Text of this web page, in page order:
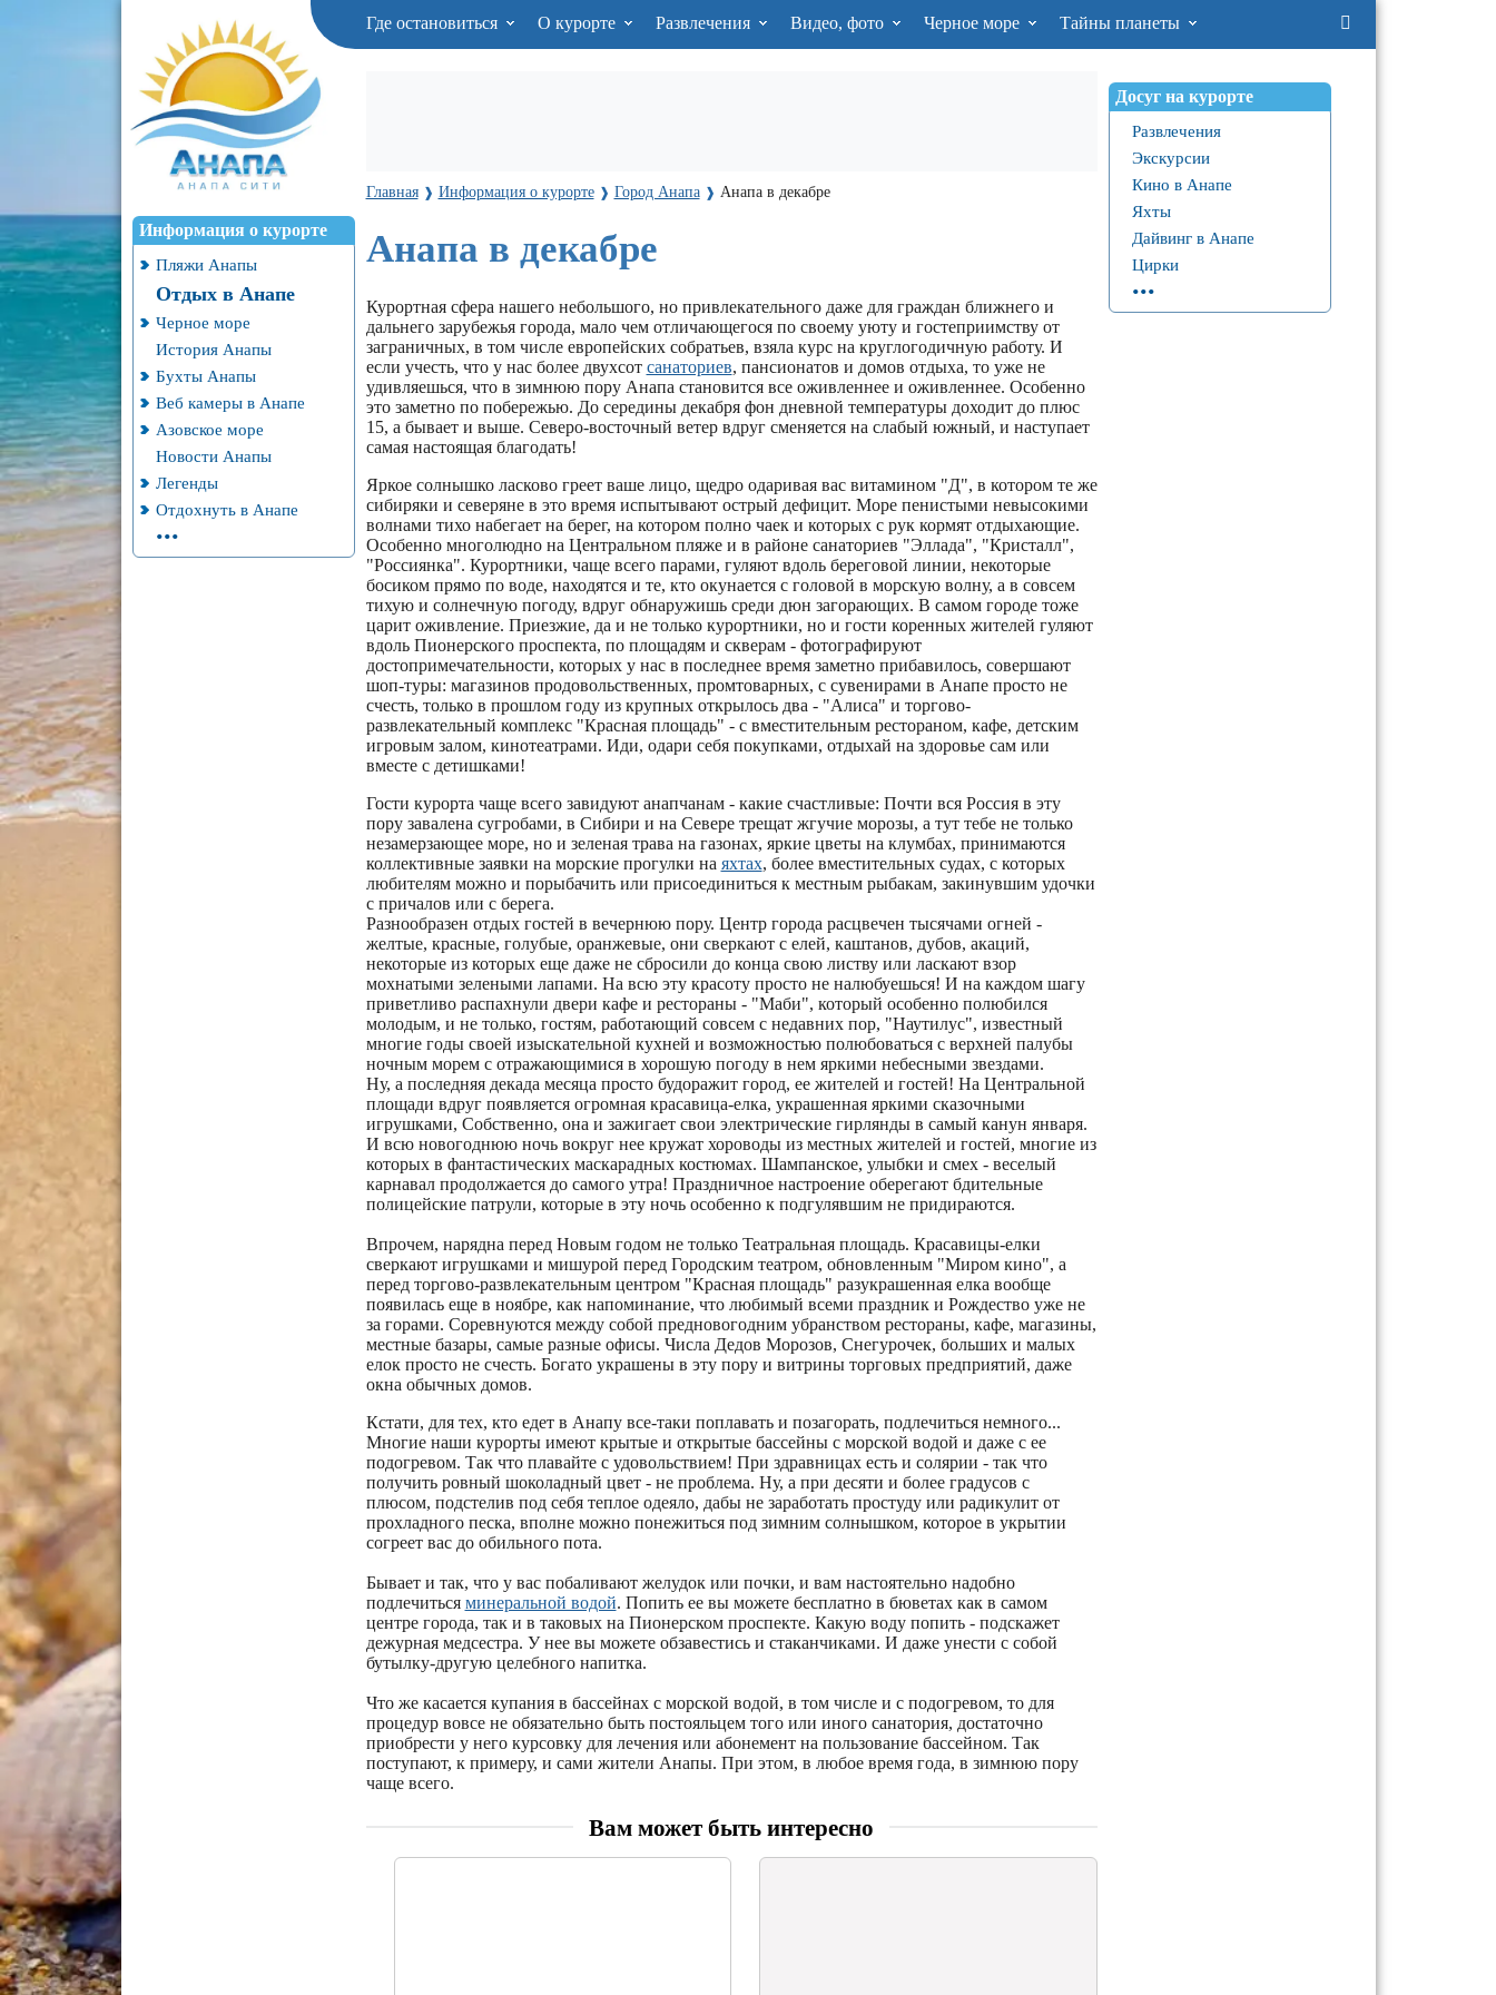
Где остановиться О курорте Развлечения Видео, фото Черное море Тайны планеты
Информация о курорте
Пляжи Анапы
Отдых в Анапе
Черное море
История Анапы
Бухты Анапы
Веб камеры в Анапе
Азовское море
Новости Анапы
Легенды
Отдохнуть в Анапе
...
Главная ❱ Информация о курорте ❱ Город Анапа ❱ Анапа в декабре
Анапа в декабре
Курортная сфера нашего небольшого, но привлекательного даже для граждан ближнего и
дальнего зарубежья города, мало чем отличающегося по своему уюту и гостеприимству от
заграничных, в том числе европейских собратьев, взяла курс на круглогодичную работу. И
если учесть, что у нас более двухсот санаториев, пансионатов и домов отдыха, то уже не
удивляешься, что в зимнюю пору Анапа становится все оживленнее и оживленнее. Особенно
это заметно по побережью. До середины декабря фон дневной температуры доходит до плюс
15, а бывает и выше. Северо-восточный ветер вдруг сменяется на слабый южный, и наступает
самая настоящая благодать!
Яркое солнышко ласково греет ваше лицо, щедро одаривая вас витамином "Д", в котором те же
сибиряки и северяне в это время испытывают острый дефицит. Море пенистыми невысокими
волнами тихо набегает на берег, на котором полно чаек и которых с рук кормят отдыхающие.
Особенно многолюдно на Центральном пляже и в районе санаториев "Эллада", "Кристалл",
"Россиянка". Курортники, чаще всего парами, гуляют вдоль береговой линии, некоторые
босиком прямо по воде, находятся и те, кто окунается с головой в морскую волну, а в совсем
тихую и солнечную погоду, вдруг обнаружишь среди дюн загорающих. В самом городе тоже
царит оживление. Приезжие, да и не только курортники, но и гости коренных жителей гуляют
вдоль Пионерского проспекта, по площадям и скверам - фотографируют
достопримечательности, которых у нас в последнее время заметно прибавилось, совершают
шоп-туры: магазинов продовольственных, промтоварных, с сувенирами в Анапе просто не
счесть, только в прошлом году из крупных открылось два - "Алиса" и торгово-
развлекательный комплекс "Красная площадь" - с вместительным рестораном, кафе, детским
игровым залом, кинотеатрами. Иди, одари себя покупками, отдыхай на здоровье сам или
вместе с детишками!
Гости курорта чаще всего завидуют анапчанам - какие счастливые: Почти вся Россия в эту
пору завалена сугробами, в Сибири и на Севере трещат жгучие морозы, а тут тебе не только
незамерзающее море, но и зеленая трава на газонах, яркие цветы на клумбах, принимаются
коллективные заявки на морские прогулки на яхтах, более вместительных судах, с которых
любителям можно и порыбачить или присоединиться к местным рыбакам, закинувшим удочки
с причалов или с берега.
Разнообразен отдых гостей в вечернюю пору. Центр города расцвечен тысячами огней -
желтые, красные, голубые, оранжевые, они сверкают с елей, каштанов, дубов, акаций,
некоторые из которых еще даже не сбросили до конца свою листву или ласкают взор
мохнатыми зелеными лапами. На всю эту красоту просто не налюбуешься! И на каждом шагу
приветливо распахнули двери кафе и рестораны - "Маби", который особенно полюбился
молодым, и не только, гостям, работающий совсем с недавних пор, "Наутилус", известный
многие годы своей изыскательной кухней и возможностью полюбоваться с верхней палубы
ночным морем с отражающимися в хорошую погоду в нем яркими небесными звездами.
Ну, а последняя декада месяца просто будоражит город, ее жителей и гостей! На Центральной
площади вдруг появляется огромная красавица-елка, украшенная яркими сказочными
игрушками, Собственно, она и зажигает свои электрические гирлянды в самый канун января.
И всю новогоднюю ночь вокруг нее кружат хороводы из местных жителей и гостей, многие из
которых в фантастических маскарадных костюмах. Шампанское, улыбки и смех - веселый
карнавал продолжается до самого утра! Праздничное настроение оберегают бдительные
полицейские патрули, которые в эту ночь особенно к подгулявшим не придираются.
Впрочем, нарядна перед Новым годом не только Театральная площадь. Красавицы-елки
сверкают игрушками и мишурой перед Городским театром, обновленным "Миром кино", а
перед торгово-развлекательным центром "Красная площадь" разукрашенная елка вообще
появилась еще в ноябре, как напоминание, что любимый всеми праздник и Рождество уже не
за горами. Соревнуются между собой предновогодним убранством рестораны, кафе, магазины,
местные базары, самые разные офисы. Числа Дедов Морозов, Снегурочек, больших и малых
елок просто не счесть. Богато украшены в эту пору и витрины торговых предприятий, даже
окна обычных домов.
Кстати, для тех, кто едет в Анапу все-таки поплавать и позагорать, подлечиться немного...
Многие наши курорты имеют крытые и открытые бассейны с морской водой и даже с ее
подогревом. Так что плавайте с удовольствием! При здравницах есть и солярии - так что
получить ровный шоколадный цвет - не проблема. Ну, а при десяти и более градусов с
плюсом, подстелив под себя теплое одеяло, дабы не заработать простуду или радикулит от
прохладного песка, вполне можно понежиться под зимним солнышком, которое в укрытии
согреет вас до обильного пота.
Бывает и так, что у вас побаливают желудок или почки, и вам настоятельно надобно
подлечиться минеральной водой. Попить ее вы можете бесплатно в бюветах как в самом
центре города, так и в таковых на Пионерском проспекте. Какую воду попить - подскажет
дежурная медсестра. У нее вы можете обзавестись и стаканчиками. И даже унести с собой
бутылку-другую целебного напитка.
Что же касается купания в бассейнах с морской водой, в том числе и с подогревом, то для
процедур вовсе не обязательно быть постояльцем того или иного санатория, достаточно
приобрести у него курсовку для лечения или абонемент на пользование бассейном. Так
поступают, к примеру, и сами жители Анапы. При этом, в любое время года, в зимнюю пору
чаще всего.
Вам может быть интересно
Досуг на курорте
Развлечения
Экскурсии
Кино в Анапе
Яхты
Дайвинг в Анапе
Цирки
...